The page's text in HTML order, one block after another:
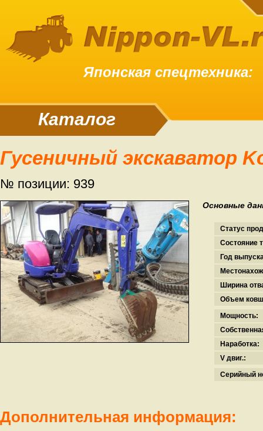
Японская спецтехника:
Каталог
Гусеничный экскаватор
№ позиции: 939
Основные
Статус
Состояние
Год
Ширина
Объем
Мощность:
Наработка:
V двиг.:
Серийный
Дополнительная информация: